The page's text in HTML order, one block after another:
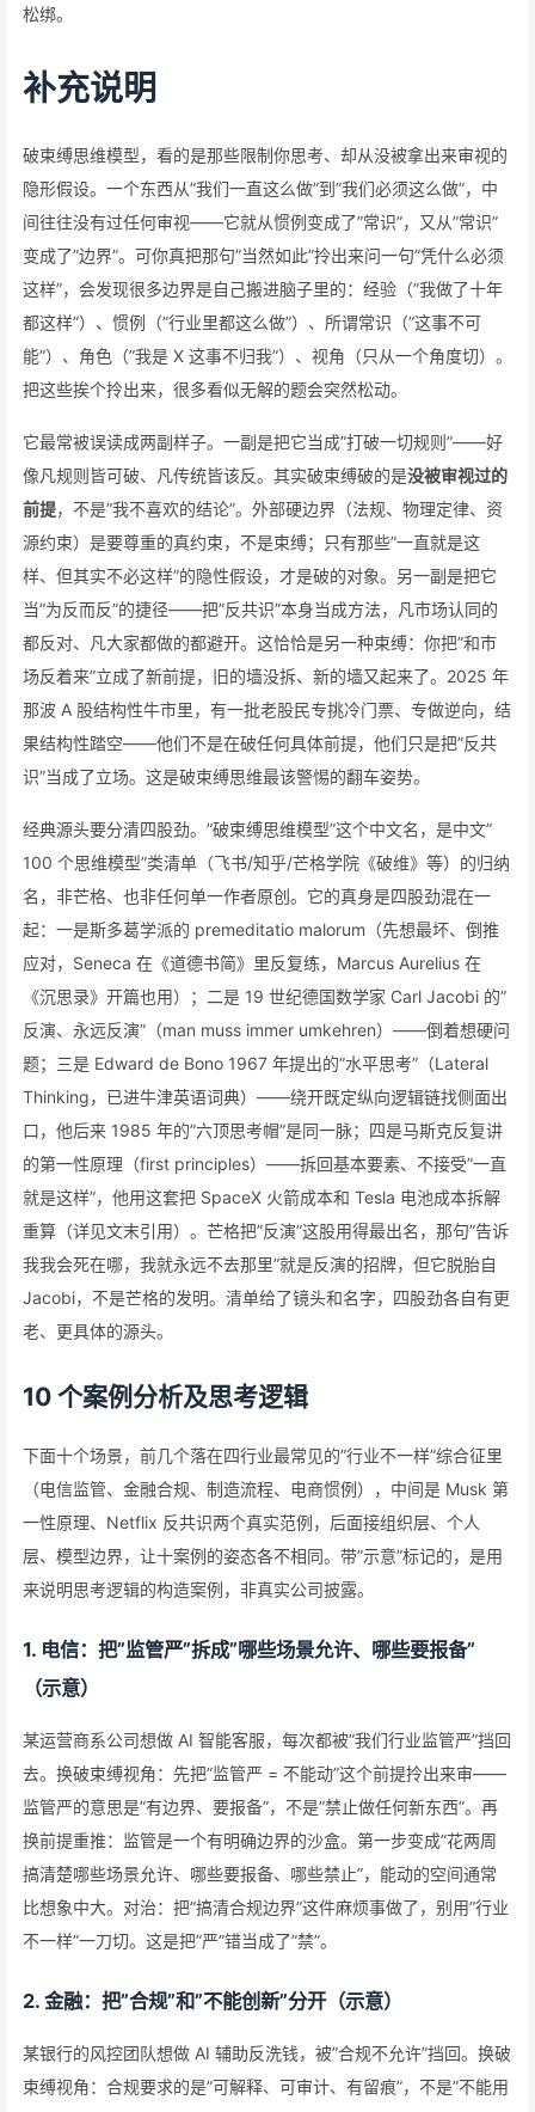
松绑。
补充说明
破束缚思维模型，看的是那些限制你思考、却从没被拿出来审视的
隐形假设。一个东西从”我们一直这么做”到”我们必须这么做”，中
间往往没有过任何审视——它就从惯例变成了”常识”，又从”常识”
变成了”边界”。可你真把那句”当然如此”拎出来问一句”凭什么必须
这样”，会发现很多边界是自己搬进脑子里的：经验（”我做了十年
都这样”）、惯例（”行业里都这么做”）、所谓常识（”这事不可
能”）、角色（”我是 X 这事不归我”）、视角（只从一个角度切）。
把这些挨个拎出来，很多看似无解的题会突然松动。
它最常被误读成两副样子。一副是把它当成”打破一切规则”——好
像凡规则皆可破、凡传统皆该反。其实破束缚破的是没被审视过的
前提，不是”我不喜欢的结论”。外部硬边界（法规、物理定律、资
源约束）是要尊重的真约束，不是束缚；只有那些”一直就是这
样、但其实不必这样”的隐性假设，才是破的对象。另一副是把它
当”为反而反”的捷径——把”反共识”本身当成方法，凡市场认同的
都反对、凡大家都做的都避开。这恰恰是另一种束缚：你把”和市
场反着来”立成了新前提，旧的墙没拆、新的墙又起来了。2025 年
那波 A 股结构性牛市里，有一批老股民专挑冷门票、专做逆向，结
果结构性踏空——他们不是在破任何具体前提，他们只是把”反共
识”当成了立场。这是破束缚思维最该警惕的翻车姿势。
经典源头要分清四股劲。”破束缚思维模型”这个中文名，是中文”
100 个思维模型”类清单（飞书/知乎/芒格学院《破维》等）的归纳
名，非芒格、也非任何单一作者原创。它的真身是四股劲混在一
起：一是斯多葛学派的 premeditatio malorum（先想最坏、倒推
应对，Seneca 在《道德书简》里反复练，Marcus Aurelius 在
《沉思录》开篇也用）；二是 19 世纪德国数学家 Carl Jacobi 的”
反演、永远反演”（man muss immer umkehren）——倒着想硬问
题；三是 Edward de Bono 1967 年提出的”水平思考”（Lateral
Thinking，已进牛津英语词典）——绕开既定纵向逻辑链找侧面出
口，他后来 1985 年的”六顶思考帽”是同一脉；四是马斯克反复讲
的第一性原理（first principles）——拆回基本要素、不接受”一直
就是这样”，他用这套把 SpaceX 火箭成本和 Tesla 电池成本拆解
重算（详见文末引用）。芒格把”反演”这股用得最出名，那句”告诉
我我会死在哪，我就永远不去那里”就是反演的招牌，但它脱胎自
Jacobi，不是芒格的发明。清单给了镜头和名字，四股劲各自有更
老、更具体的源头。
10 个案例分析及思考逻辑
下面十个场景，前几个落在四行业最常见的”行业不一样”综合征里
（电信监管、金融合规、制造流程、电商惯例），中间是 Musk 第
一性原理、Netflix 反共识两个真实范例，后面接组织层、个人
层、模型边界，让十案例的姿态各不相同。带”示意”标记的，是用
来说明思考逻辑的构造案例，非真实公司披露。
1. 电信：把”监管严”拆成”哪些场景允许、哪些要报备”
（示意）
某运营商系公司想做 AI 智能客服，每次都被”我们行业监管严”挡回
去。换破束缚视角：先把”监管严 = 不能动”这个前提拎出来审——
监管严的意思是”有边界、要报备”，不是”禁止做任何新东西”。再
换前提重推：监管是一个有明确边界的沙盒。第一步变成”花两周
搞清楚哪些场景允许、哪些要报备、哪些禁止”，能动的空间通常
比想象中大。对治：把”搞清合规边界”这件麻烦事做了，别用”行业
不一样”一刀切。这是把”严”错当成了”禁”。
2. 金融：把”合规”和”不能创新”分开（示意）
某银行的风控团队想做 AI 辅助反洗钱，被”合规不允许”挡回。换破
束缚视角：合规要求的是”可解释、可审计、有留痕”，不是”不能用